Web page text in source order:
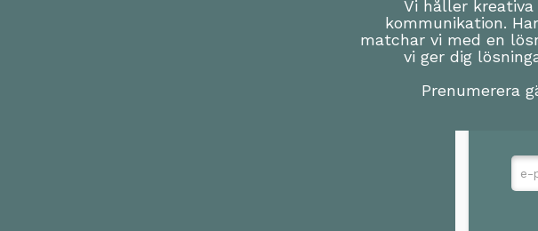
Vi håller
kommunikation.
matchar vi med en
vi ger dig
Prenumerera